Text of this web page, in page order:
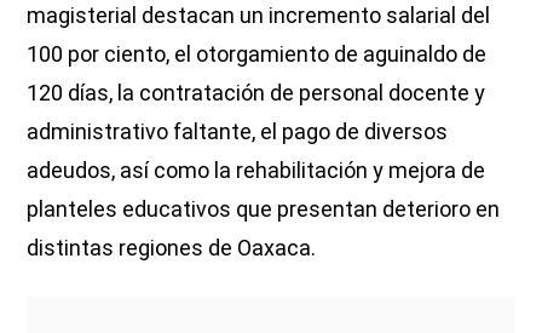
magisterial destacan un incremento salarial del
100 por ciento, el otorgamiento de aguinaldo de
120 días, la contratación de personal docente y
administrativo faltante, el pago de diversos
adeudos, así como la rehabilitación y mejora de
planteles educativos que presentan deterioro en
distintas regiones de Oaxaca.